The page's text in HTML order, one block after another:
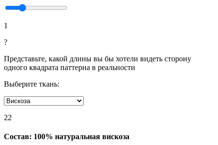
1
?
Представьте, какой длины вы бы хотели видеть сторону
одного квадрата паттерна в реальности
Выберите ткань:
22
Состав: 100% натуральная вискоза